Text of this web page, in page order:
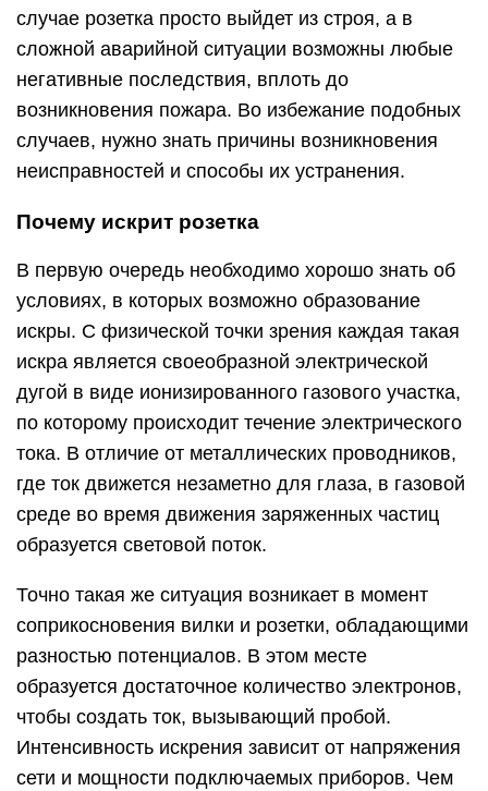
случае розетка просто выйдет из строя, а в
сложной аварийной ситуации возможны любые
негативные последствия, вплоть до
возникновения пожара. Во избежание подобных
случаев, нужно знать причины возникновения
неисправностей и способы их устранения.
Почему искрит розетка
В первую очередь необходимо хорошо знать об
условиях, в которых возможно образование
искры. С физической точки зрения каждая такая
искра является своеобразной электрической
дугой в виде ионизированного газового участка,
по которому происходит течение электрического
тока. В отличие от металлических проводников,
где ток движется незаметно для глаза, в газовой
среде во время движения заряженных частиц
образуется световой поток.
Точно такая же ситуация возникает в момент
соприкосновения вилки и розетки, обладающими
разностью потенциалов. В этом месте
образуется достаточное количество электронов,
чтобы создать ток, вызывающий пробой.
Интенсивность искрения зависит от напряжения
сети и мощности подключаемых приборов. Чем